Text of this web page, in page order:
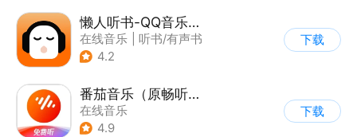
懒人听书-QQ音乐听书版
在线音乐
听书/有声书
4.2
下载
番茄音乐（原畅听音乐）
在线音乐
4.9
下载